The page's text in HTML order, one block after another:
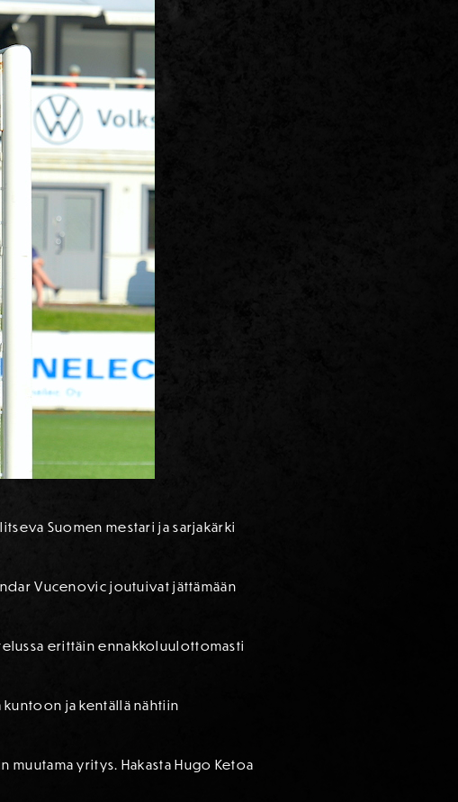
Suomen mestari ja sarjakärki
Vucenovic joutuivat jättämään
erittäin ennakkoluulottomasti
ja kentällä nähtiin
yritys. Hakasta Hugo Ketoa